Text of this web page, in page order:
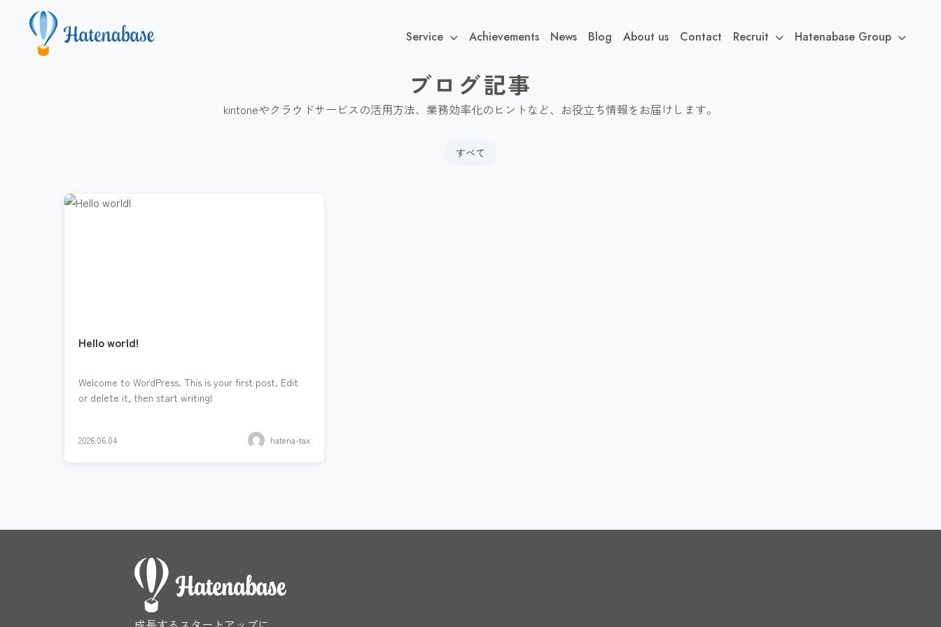
Service Achievements News Blog About us Contact Recruit Hatenabase Group
ブログ記事
kintoneやクラウドサービスの活用方法、業務効率化のヒントなど、お役立ち情報をお届けします。
すべて
Hello world!
Welcome to WordPress. This is your first post. Edit
or delete it, then start writing!
2026.06.04 hatena-tax